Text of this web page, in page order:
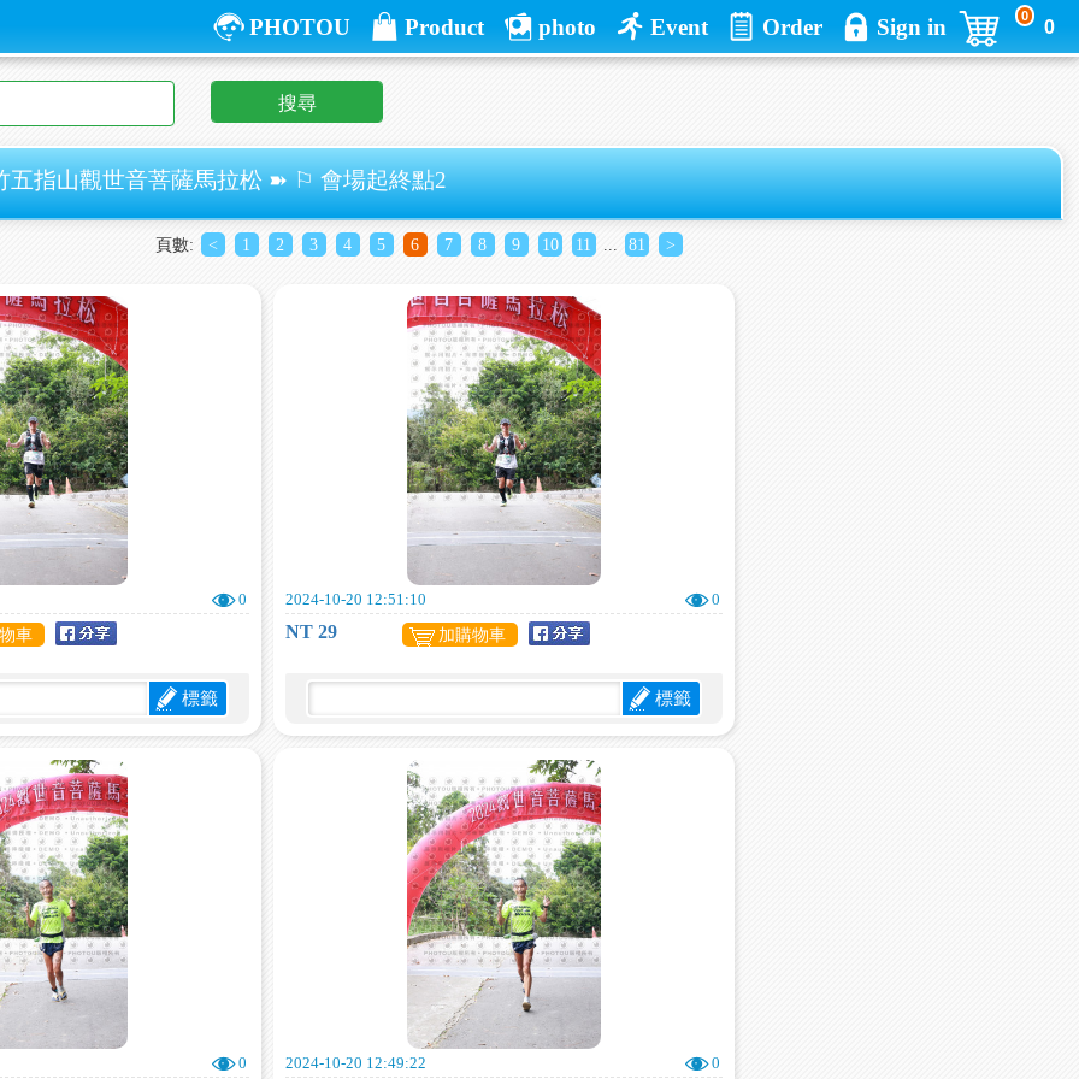
PHOTOU Product photo Event Order Sign in 0
0
搜尋
指山觀世音菩薩馬拉松 ➽ ⚐ 會場起終點2
頁數: < 1 2 3 4 5 6 7 8 9 10 11 81 >
0
車
標籤
2024-10-20 12:51:10 0
NT 29 加購物車
標籤
0 2024-10-20 12:49:22 0